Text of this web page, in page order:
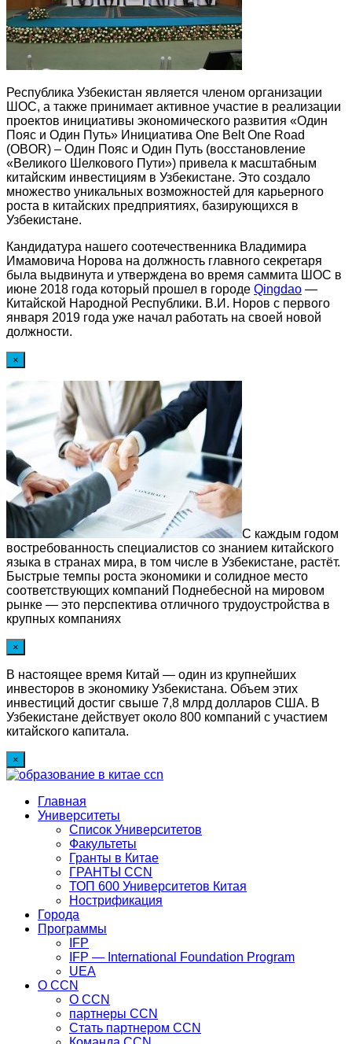
Республика Узбекистан является членом организации
ШОС, а также принимает активное участие в реализации
проектов инициативы экономического развития «Один
Пояс и Один Путь» Инициатива One Belt One Road
(OBOR) – Один Пояс и Один Путь (восстановление
«Великого Шелкового Пути») привела к масштабным
китайским инвестициям в Узбекистане. Это создало
множество уникальных возможностей для карьерного
роста в китайских предприятиях, базирующихся в
Узбекистане.
Кандидатура нашего соотечественника Владимира
Имамовича Норова на должность главного секретаря
была выдвинута и утверждена во время саммита ШОС в
июне 2018 года который прошел в городе Qingdao —
Китайской Народной Республики. В.И. Норов с первого
января 2019 года уже начал работать на своей новой
должности.
×
С каждым годом
востребованность специалистов со знанием китайского
языка в странах мира, в том числе в Узбекистане, растёт.
Быстрые темпы роста экономики и солидное место
соответствующих компаний Поднебесной на мировом
рынке — это перспектива отличного трудоустройства в
крупных компаниях
×
В настоящее время Китай — один из крупнейших
инвесторов в экономику Узбекистана. Объем этих
инвестиций достиг свыше 7,8 млрд долларов США. В
Узбекистане действует около 800 компаний с участием
китайского капитала.
×
Главная
Университеты
Список Университетов
Факультеты
Гранты в Китае
ГРАНТЫ ССN
ТОП 600 Университетов Китая
Нострификация
Города
Программы
IFP
IFP — International Foundation Program
UEA
О CCN
О CCN
партнеры ССN
Стать партнером CCN